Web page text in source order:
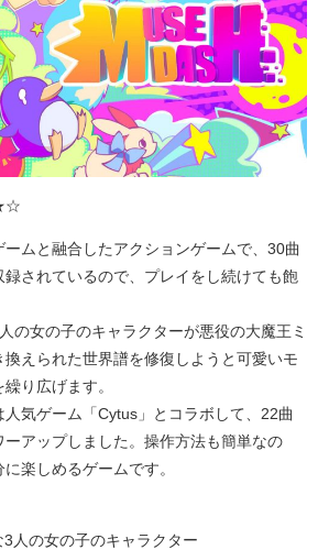
ムと融合したアクションゲームで、 30曲
されているので、プレイをし続けても飽
人の女の子のキャラクターが悪役の大魔王ミ
えられた世界譜を修復しようと可愛いモ
り広げます。
気ゲーム「 Cytus 」とコラボして、 22曲
アップしました。操作方法も簡単なの
楽しめるゲームです。
人の女の子のキャラクター